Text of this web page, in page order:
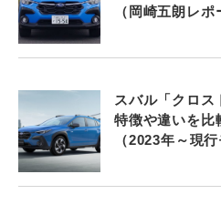
（岡崎五朗レポ
スバル「クロス
特徴や違いを比
（2023年～現行